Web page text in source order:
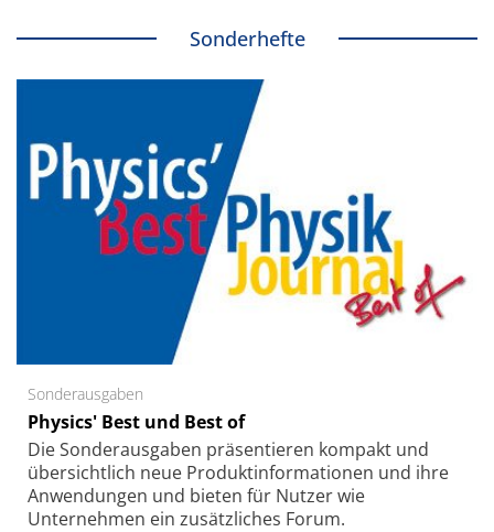
Sonderhefte
Sonderausgaben
Physics' Best und Best of
Die Sonder­ausgaben präsentieren kompakt und
übersichtlich neue Produkt­informationen und ihre
Anwendungen und bieten für Nutzer wie
Unternehmen ein zusätzliches Forum.